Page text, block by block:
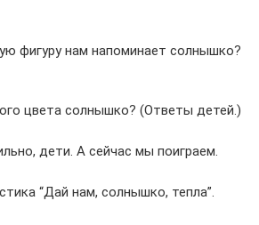
фигуру нам напоминает солнышко?
цвета солнышко? (Ответы детей.)
дети. А сейчас мы поиграем.
“Дай нам, солнышко, тепла”.